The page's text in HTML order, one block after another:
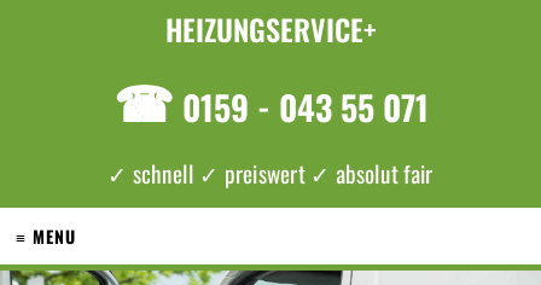
HEIZUNGSERVICE+
☎ 0159 - 043 55 071
✓ schnell ✓ preiswert ✓ absolut fair
≡ MENU